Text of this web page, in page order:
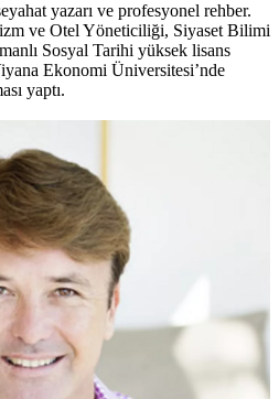
yazarı ve profesyonel rehber.
ve Otel Yöneticiliği, Siyaset Bilimi
Sosyal Tarihi yüksek lisans
Ekonomi Üniversitesi’nde
yaptı.